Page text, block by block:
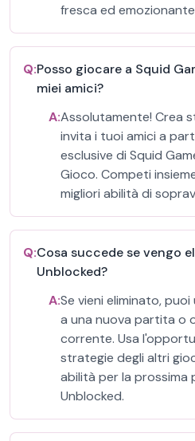
fresca ed
Q:Posso giocare a Squid
miei amici?
A:Assolutamente! Crea
invita i tuoi amici a
esclusive di Squid
Gioco. Competi
migliori abilità di
Q:Cosa succede se vengo
Unblocked?
A:Se vieni eliminato,
a una nuova partita o
corrente. Usa
strategie degli altri
abilità per la prossima
Unblocked.